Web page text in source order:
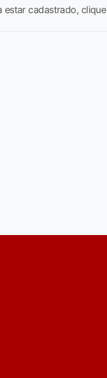
estar cadastrado, clique